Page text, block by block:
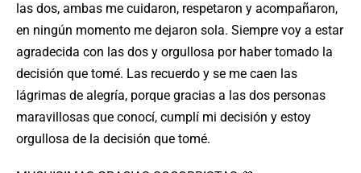
las dos, ambas me cuidaron, respetaron y acompañaron,
en ningún momento me dejaron sola. Siempre voy a estar
agradecida con las dos y orgullosa por haber tomado la
decisión que tomé. Las recuerdo y se me caen las
lágrimas de alegría, porque gracias a las dos personas
maravillosas que conocí, cumplí mi decisión y estoy
orgullosa de la decisión que tomé.